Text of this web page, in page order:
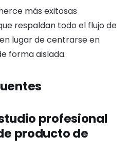
más exitosas
respaldan todo el flujo de
lugar de centrarse en
forma aislada.
profesional
producto de